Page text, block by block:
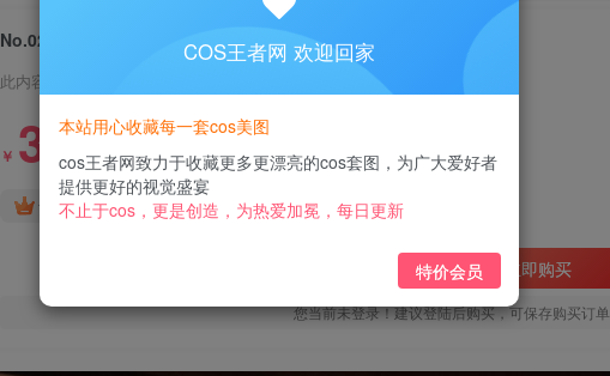
No.025-长门 [9P]
此内容为付费阅读，请付费后查看
￥ 3
黄金会员免费 钻石会员免费
立即购买
您当前未登录！建议登陆后购买，可保存购买订单
COS王者网 欢迎回家
本站用心收藏每一套cos美图
cos王者网致力于收藏更多更漂亮的cos套图，为广大爱好者
提供更好的视觉盛宴
不止于cos，更是创造，为热爱加冕，每日更新
特价会员